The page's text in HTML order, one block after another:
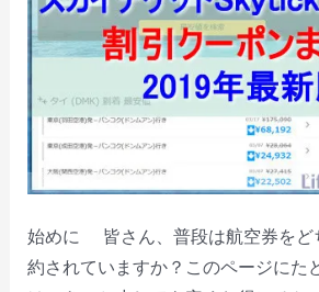
始めに 皆さん、普段は航空券をど
約されていますか？このページにた